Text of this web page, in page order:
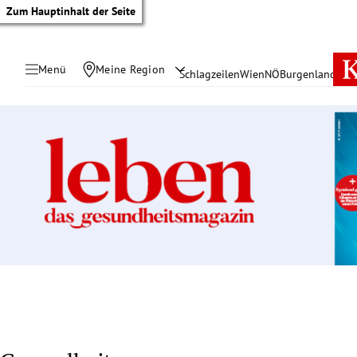
Zum Hauptinhalt der Seite
Menü Meine Region SchlagzeilenWienNÖBurgenland
Untermenü